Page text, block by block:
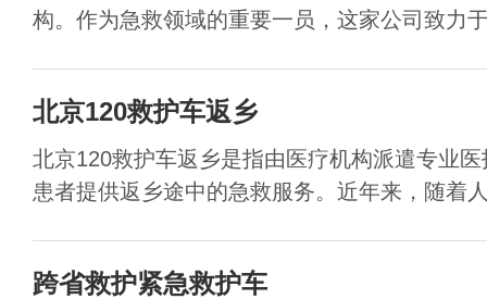
构。作为急救领域的重要一员，这家公司致力
北京120救护车返乡
北京120救护车返乡是指由医疗机构派遣专业
患者提供返乡途中的急救服务。近年来，随着
跨省救护紧急救护车